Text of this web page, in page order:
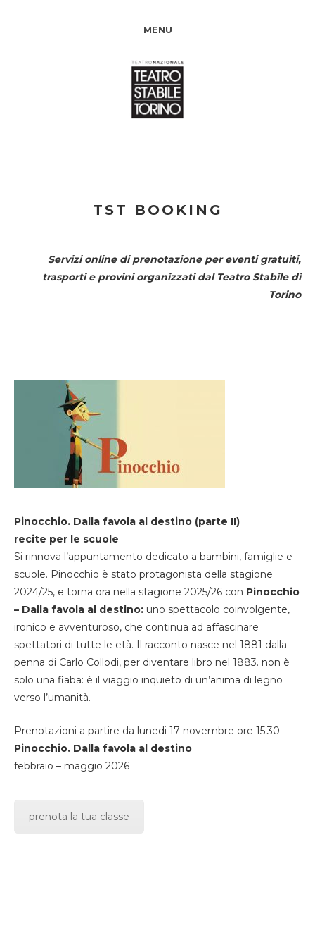
MENU
TST BOOKING
Servizi online di prenotazione per eventi gratuiti,
trasporti e provini organizzati dal Teatro Stabile di
Torino
Pinocchio. Dalla favola al destino (parte II)
recite per le scuole
Si rinnova l’appuntamento dedicato a bambini, famiglie e
scuole. Pinocchio è stato protagonista della stagione
2024/25, e torna ora nella stagione 2025/26 con Pinocchio
– Dalla favola al destino: uno spettacolo coinvolgente,
ironico e avventuroso, che continua ad affascinare
spettatori di tutte le età. Il racconto nasce nel 1881 dalla
penna di Carlo Collodi, per diventare libro nel 1883. non è
solo una fiaba: è il viaggio inquieto di un’anima di legno
verso l’umanità.
Prenotazioni a partire da lunedi 17 novembre ore 15.30
Pinocchio. Dalla favola al destino
febbraio – maggio 2026
prenota la tua classe